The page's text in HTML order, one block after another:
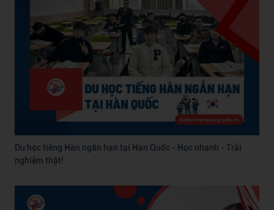
Du học tiếng Hàn ngắn hạn tại Hàn Quốc - Học nhanh - Trải
nghiệm thật!